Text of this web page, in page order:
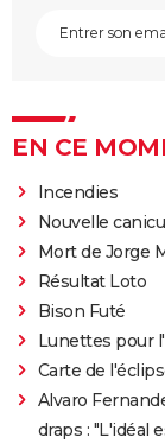
EN CE
Incendies
Nouvelle
Mort de Jorge
Résultat Loto
Bison Futé
Lunettes pour
Carte de
Alvaro
draps : "L'idéal